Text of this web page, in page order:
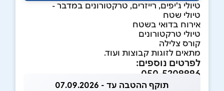
טיולי ג'יפים, רייזרים, טרקטורונים במדבר -
טיולי שטח
אירוח בדואי בשטח
טיולי טרקטורונים
קורס צלילה
מתאים לזוגות קבוצות ועוד.
לפרטים נוספים:
050-5209996
תוקף ההטבה עד - 07.09.2026